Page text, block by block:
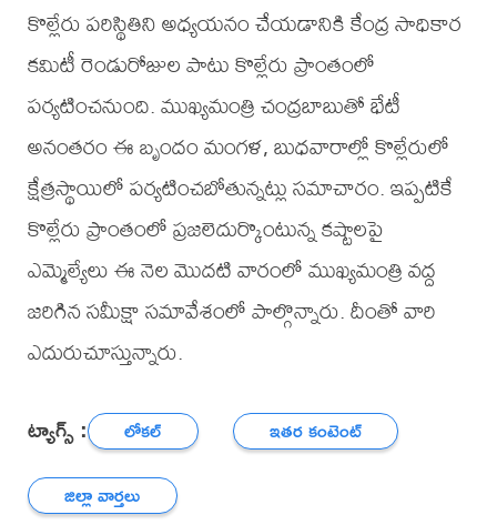
కొల్లేరు పరిస్థితిని అధ్యయనం చేయడానికి కేంద్ర సాధికార
కమిటీ రెండురోజుల పాటు కొల్లేరు ప్రాంతంలో
పర్యటించనుంది. ముఖ్యమంత్రి చంద్రబాబుతో భేటీ
అనంతరం ఈ బృందం మంగళ, బుధవారాల్లో కొల్లేరులో
క్షేత్రస్థాయిలో పర్యటించబోతున్నట్లు సమాచారం. ఇప్పటికే
కొల్లేరు ప్రాంతంలో ప్రజలెదుర్కొంటున్న కష్టాలపై
ఎమ్మెల్యేలు ఈ నెల మొదటి వారంలో ముఖ్యమంత్రి వద్ద
జరిగిన సమీక్షా సమావేశంలో పాల్గొన్నారు. దీంతో వారి
ఎదురుచూస్తున్నారు.
ట్యాగ్స్ : లోకల్
ఇతర కంటెంట్
జిల్లా వార్తలు